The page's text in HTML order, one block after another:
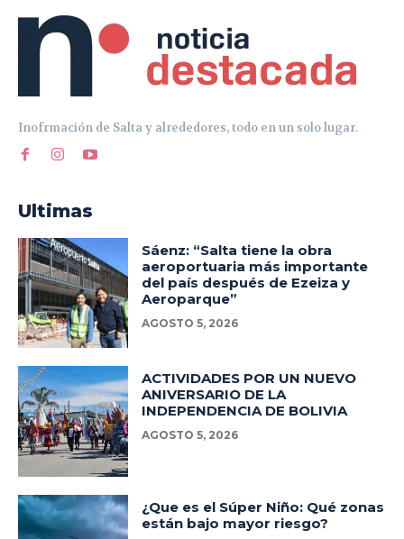
Inofrmación de Salta y alrededores, todo en un solo lugar.
Ultimas
Sáenz: “Salta tiene la obra
aeroportuaria más importante
del país después de Ezeiza y
Aeroparque”
AGOSTO 5, 2026
ACTIVIDADES POR UN NUEVO
ANIVERSARIO DE LA
INDEPENDENCIA DE BOLIVIA
AGOSTO 5, 2026
¿Que es el Súper Niño: Qué zonas
están bajo mayor riesgo?